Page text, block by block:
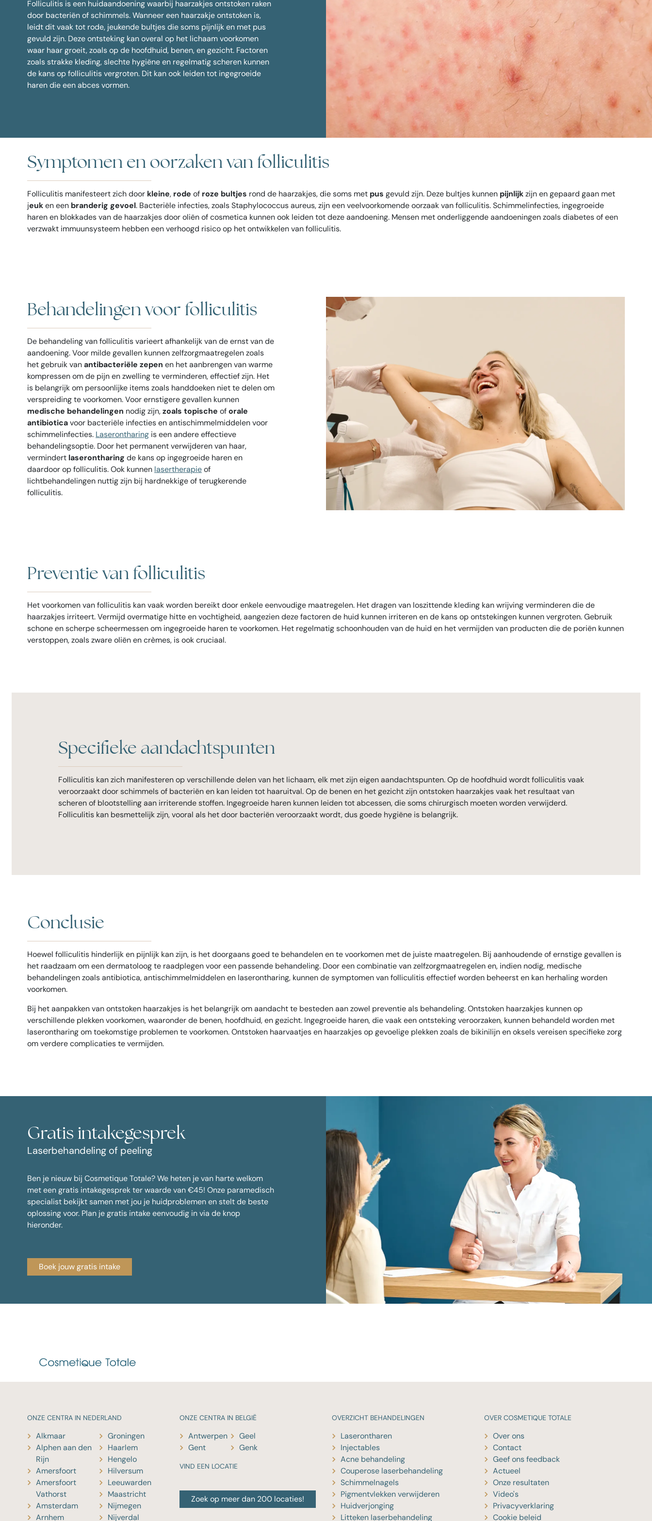
Spierontspanner tegen zweten
Kraaienpootjes
Nefertiti lift
Face Slimming
Putjes in kin
Veelgestelde vragen over Botox
Alle behandelingen
Folliculitis is een huidaandoening waarbij haarzakjes ontstoken raken
door bacteriën of schimmels. Wanneer een haarzakje ontstoken is,
leidt dit vaak tot rode, jeukende bultjes die soms pijnlijk en met pus
gevuld zijn. Deze ontsteking kan overal op het lichaam voorkomen
waar haar groeit, zoals op de hoofdhuid, benen, en gezicht. Factoren
zoals strakke kleding, slechte hygiëne en regelmatig scheren kunnen
de kans op folliculitis vergroten. Dit kan ook leiden tot ingegroeide
haren die een abces vormen.
Symptomen en oorzaken van folliculitis
Folliculitis manifesteert zich door kleine, rode of roze bultjes rond de haarzakjes, die soms met pus gevuld zijn. Deze bultjes kunnen pijnlijkzijn en gepaard gaan met
jeuken een branderig gevoel. Bacteriële infecties, zoals Staphylococcus aureus, zijn een veelvoorkomende oorzaak van folliculitis. Schimmelinfecties, ingegroeide
haren en blokkades van de haarzakjes door oliën of cosmetica kunnen ook leiden tot deze aandoening. Mensen met onderliggende aandoeningen zoals diabetes of een
verzwakt immuunsysteem hebben een verhoogd risico op het ontwikkelen van folliculitis.
Behandelingen voor folliculitis
De behandeling van folliculitis varieert afhankelijk van de ernst van de
aandoening. Voor milde gevallen kunnen zelfzorgmaatregelen zoals
het gebruik vanantibacteriële zepen en het aanbrengen van warme
kompressen om de pijn en zwelling te verminderen, effectief zijn. Het
is belangrijk om persoonlijke items zoals handdoeken niet te delen om
verspreiding te voorkomen. Voor ernstigere gevallen kunnen
medische behandelingen nodig zijn,zoals topische oforale
antibioticavoor bacteriële infecties en antischimmelmiddelen voor
schimmelinfecties. Laserontharing is een andere effectieve
behandelingsoptie. Door het permanent verwijderen van haar,
vermindert laserontharing de kans op ingegroeide haren en
daardoor op folliculitis. Ook kunnen lasertherapieof
lichtbehandelingen nuttig zijn bij hardnekkige of terugkerende
folliculitis.
Preventie van folliculitis
Het voorkomen van folliculitis kan vaak worden bereikt door enkele eenvoudige maatregelen. Het dragen van loszittende kleding kan wrijving verminderen die de
haarzakjes irriteert. Vermijd overmatige hitte en vochtigheid, aangezien deze factoren de huid kunnen irriteren en de kans op ontstekingen kunnen vergroten. Gebruik
schone en scherpe scheermessen om ingegroeide haren te voorkomen. Het regelmatig schoonhouden van de huid en het vermijden van producten die de poriën kunnen
verstoppen, zoals zware oliën en crèmes, is ook cruciaal.
Specifieke aandachtspunten
Folliculitis kan zich manifesteren op verschillende delen van het lichaam, elk met zijn eigen aandachtspunten. Op de hoofdhuid wordt folliculitis vaak
veroorzaakt door schimmels of bacteriën en kan leiden tot haaruitval. Op de benen en het gezicht zijn ontstoken haarzakjes vaak het resultaat van
scheren of blootstelling aan irriterende stoffen. Ingegroeide haren kunnen leiden tot abcessen, die soms chirurgisch moeten worden verwijderd.
Folliculitis kan besmettelijk zijn, vooral als het door bacteriën veroorzaakt wordt, dus goede hygiëne is belangrijk.
Conclusie
Hoewel folliculitis hinderlijk en pijnlijk kan zijn, is het doorgaans goed te behandelen en te voorkomen met de juiste maatregelen. Bij aanhoudende of ernstige gevallen is
het raadzaam om een dermatoloog te raadplegen voor een passende behandeling. Door een combinatie van zelfzorgmaatregelen en, indien nodig, medische
behandelingen zoals antibiotica, antischimmelmiddelen en laserontharing, kunnen de symptomen van folliculitis effectief worden beheerst en kan herhaling worden
voorkomen.
Bij het aanpakken van ontstoken haarzakjes is het belangrijk om aandacht te besteden aan zowel preventie als behandeling. Ontstoken haarzakjes kunnen op
verschillende plekken voorkomen, waaronder de benen, hoofdhuid, en gezicht. Ingegroeide haren, die vaak een ontsteking veroorzaken, kunnen behandeld worden met
laserontharing om toekomstige problemen te voorkomen. Ontstoken haarvaatjes en haarzakjes op gevoelige plekken zoals de bikinilijn en oksels vereisen specifieke zorg
om verdere complicaties te vermijden.
Gratis intakegesprek
Laserbehandeling of peeling
Ben je nieuw bij Cosmetique Totale? We heten je van harte welkom
met een gratis intakegesprek ter waarde van €45! Onze paramedisch
specialist bekijkt samen met jou je huidproblemen en stelt de beste
oplossing voor. Plan je gratis intake eenvoudig in via de knop
hieronder.
Boek jouw gratis intake
ONZE CENTRA IN NEDERLAND
Alkmaar
Alphen aan den
Rijn
Amersfoort
Amersfoort
Vathorst
Amsterdam
Arnhem
Groningen
Haarlem
Hengelo
Hilversum
Leeuwarden
Maastricht
Nijmegen
Nijverdal
ONZE CENTRA IN BELGIË
Antwerpen
Gent
Geel
Genk
VIND EEN LOCATIE
Zoek op meer dan 200 locaties!
OVERZICHT BEHANDELINGEN
Laserontharen
Injectables
Acne behandeling
Couperose laserbehandeling
Schimmelnagels
Pigmentvlekken verwijderen
Huidverjonging
Litteken laserbehandeling
OVER COSMETIQUE TOTALE
Over ons
Contact
Geef ons feedback
Actueel
Onze resultaten
Video's
Privacyverklaring
Cookie beleid